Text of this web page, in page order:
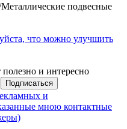
Металлические подвесные
что можно улучшить
и интересно
Подписаться
и
мною контактные